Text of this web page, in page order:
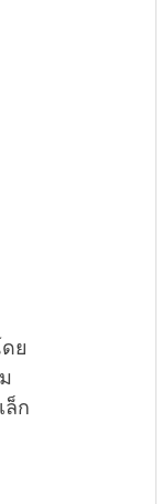
ย
ล็ก